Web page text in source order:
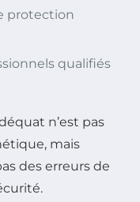
protection
qualifiés
n’est pas
mais
des erreurs de